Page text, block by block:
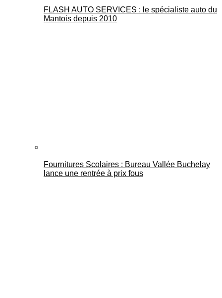
FLASH AUTO SERVICES : le spécialiste auto du
Mantois depuis 2010
Fournitures Scolaires : Bureau Vallée Buchelay
lance une rentrée à prix fous